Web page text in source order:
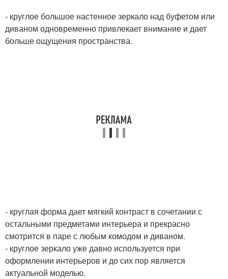
- круглое большое настенное зеркало над буфетом или
диваном одновременно привлекает внимание и дает
больше ощущения пространства.
- круглая форма дает мягкий контраст в сочетании с
остальными предметами интерьера и прекрасно
смотрится в паре с любым комодом и диваном.
- круглое зеркало уже давно используется при
оформлении интерьеров и до сих пор является
актуальной моделью.